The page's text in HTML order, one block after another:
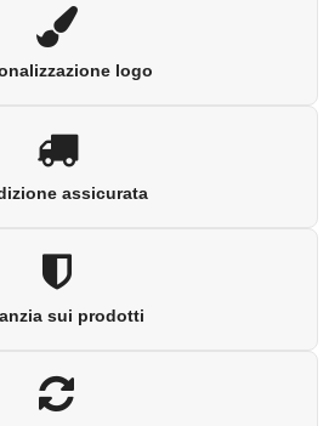
logo
assicurata
sui prodotti